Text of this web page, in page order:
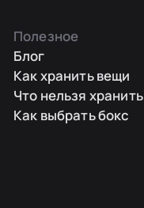
Полезное
Блог
Как хранить вещи
Что нельзя хранить
Как выбрать бокс